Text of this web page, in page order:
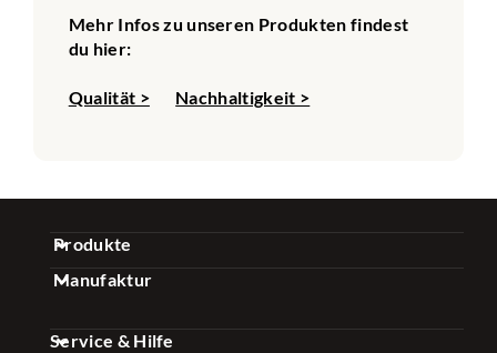
Mehr Infos zu unseren Produkten findest
du hier:
Qualität > Nachhaltigkeit >
Produkte
Gewürz Sets
Kaffee Sets
Manufaktur
Service & Hilfe